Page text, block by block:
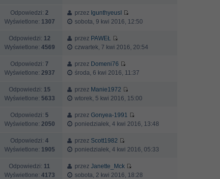
Odpowiedzi: 2
Wyświetlone: 1307
przez IgunthyeusI
sobota, 9 kwi 2016, 12:50
Odpowiedzi: 12
Wyświetlone: 4569
przez PAWEŁ
czwartek, 7 kwi 2016, 20:54
Odpowiedzi: 7
Wyświetlone: 2937
przez Domeni76
środa, 6 kwi 2016, 11:37
Odpowiedzi: 15
Wyświetlone: 5633
przez Manie1972
wtorek, 5 kwi 2016, 15:00
Odpowiedzi: 5
Wyświetlone: 2050
przezGonyea-1991
poniedziałek, 4 kwi 2016, 13:48
Odpowiedzi: 4
Wyświetlone: 1905
przez Scott1982
poniedziałek, 4 kwi 2016, 05:33
Odpowiedzi: 11
Wyświetlone: 4173
przezJanette_Mck
sobota, 2 kwi 2016, 18:28